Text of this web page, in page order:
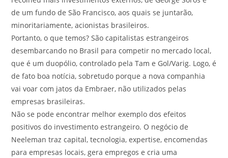
de um fundo de São Francisco, aos quais se juntarão,
minoritariamente, acionistas brasileiros.
Portanto, o que temos? São capitalistas estrangeiros
desembarcando no Brasil para competir no mercado local,
que é um duopólio, controlado pela Tam e Gol/Varig. Logo, é
de fato boa notícia, sobretudo porque a nova companhia
vai voar com jatos da Embraer, não utilizados pelas
empresas brasileiras.
Não se pode encontrar melhor exemplo dos efeitos
positivos do investimento estrangeiro. O negócio de
Neeleman traz capital, tecnologia, expertise, encomendas
para empresas locais, gera empregos e cria uma